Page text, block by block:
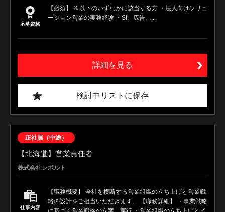
応募資格
【必須】 ※以下のいずれかに該当する方 ・法人向けソリュ
ーション営業の実務経験 ・SI、広告、...
詳細を見る
検討中リストに保存
正社員（中途）
【北海道】営業責任者
株式会社レボルト
仕事内容
【職務概要】 全社を横断する営業組織の立ち上げと営業戦
略の設計をご担当いただきます。 【職務詳細】 ・事業戦略